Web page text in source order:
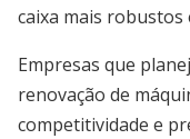
caixa mais robustos
Empresas que
renovação de
competitividade e